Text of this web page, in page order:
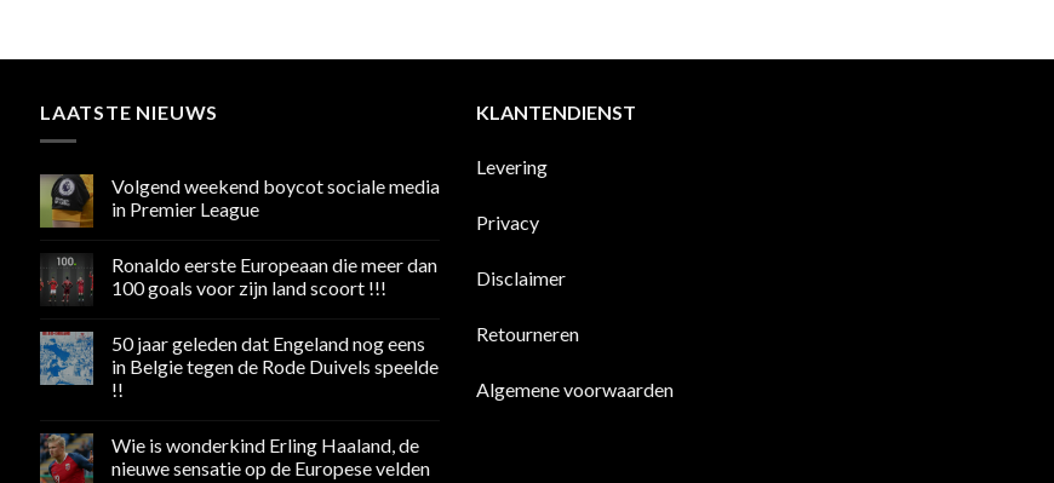
LAATSTE NIEUWS
Volgend weekend boycot sociale media
in Premier League
op
Volgend
weekend
media
in
Premier
League
Ronaldo eerste Europeaan die meer dan
100 goals voor zijn land scoort !!!
op
Ronaldo
eerste
Europeaan
dan
100
goals
50 jaar geleden dat Engeland nog eens
in Belgie tegen de Rode Duivels speelde
!!
op
50
jaar
Wie is wonderkind Erling Haaland, de
nieuwe sensatie op de Europese velden
KLANTENDIENST
Levering
Privacy
Disclaimer
Retourneren
Algemene voorwaarden